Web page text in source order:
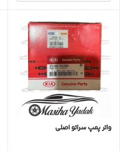
واتر پمپ سراتو اصلی